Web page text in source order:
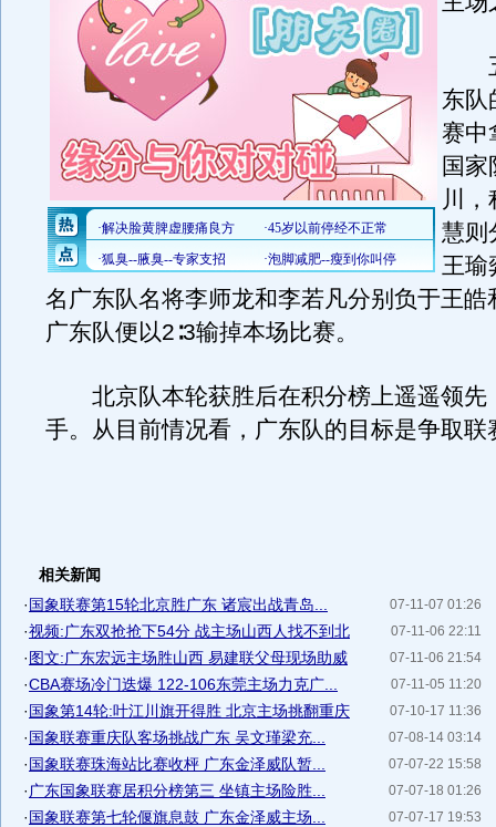
五
东队
赛中
国
川
慧则
王瑜
名广东队名将李师龙和李若凡分别负于王皓
广东队便以2∶3输掉本场比赛。
北京队本轮获胜后在积分榜上遥遥领先
手。从目前情况看，广东队的目标是争取联
相关新闻
07-11-07 01:26
·国象联赛第15轮北京胜广东 诸宸出战青岛...
07-11-06 22:11
·视频:广东双抢抢下54分 战主场山西人找不到北
07-11-06 21:54
·图文:广东宏远主场胜山西 易建联父母现场助威
07-11-05 11:20
·CBA赛场冷门迭爆 122-106东莞主场力克广...
07-10-17 11:36
·国象第14轮:叶江川旗开得胜 北京主场挑翻重庆
07-08-14 03:14
·国象联赛重庆队客场挑战广东 吴文瑾梁充...
07-07-22 15:58
·国象联赛珠海站比赛收枰 广东金泽威队暂...
07-07-18 01:26
· 广东国象联赛居积分榜第三 坐镇主场险胜...
07-07-17 19:53
·国象联赛第七轮偃旗息鼓 广东金泽威主场...